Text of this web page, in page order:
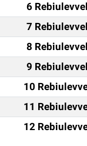
6
7
8
9
10
11
12